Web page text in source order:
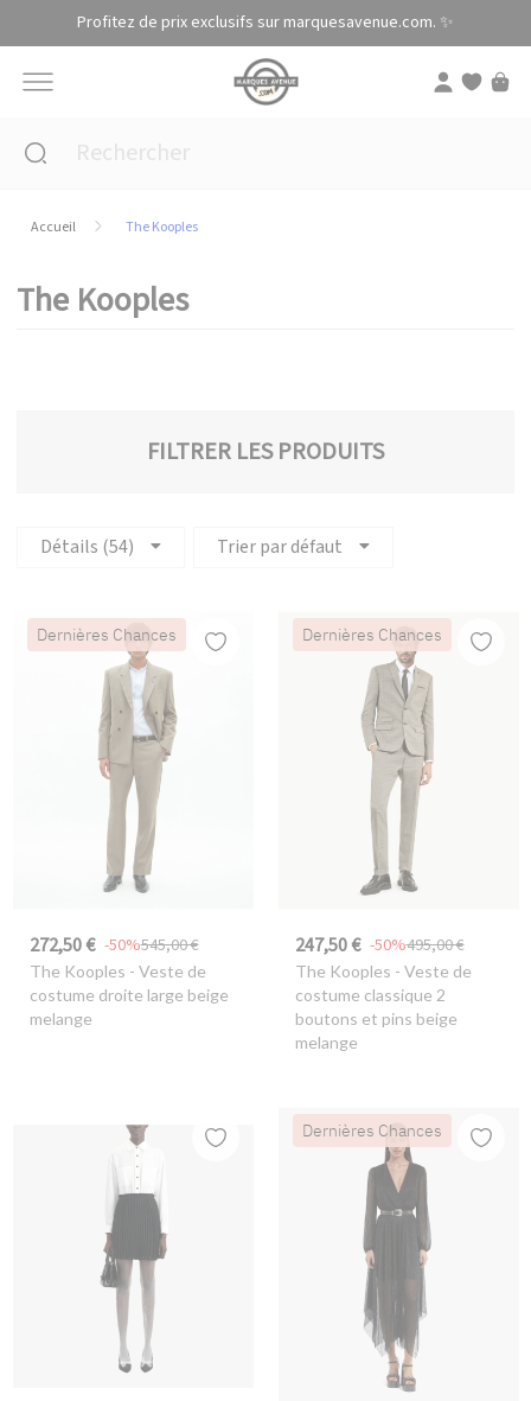
Profitez de prix exclusifs sur marquesavenue.com. ✨
Accueil The Kooples
The Kooples
FILTRER LES PRODUITS
Détails (54) Trier par défaut
Dernières Chances
272,50 € 545,00 €
-50%
The Kooples - Veste de
costume droite large beige
melange
Dernières Chances
247,50 € 495,00 €
-50%
The Kooples - Veste de
costume classique 2
boutons et pins beige
melange
Dernières Chances
Panneau de gestion des cookies